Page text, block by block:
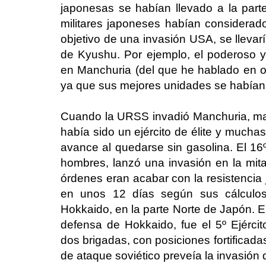
japonesas se habían llevado a la
militares japoneses habían
objetivo de una invasión USA, se
de Kyushu. Por ejemplo, el poderoso
en Manchuria (del que he hablado en
ya que sus mejores unidades se
Cuando la URSS invadió Manchuria,
había sido un ejército de élite y
avance al quedarse sin gasolina. El
hombres, lanzó una invasión en la
órdenes eran acabar con la
en unos 12 días según sus
Hokkaido, en la parte Norte de Japón.
defensa de Hokkaido, fue el 5º
dos brigadas, con posiciones
de ataque soviético preveía la invasión